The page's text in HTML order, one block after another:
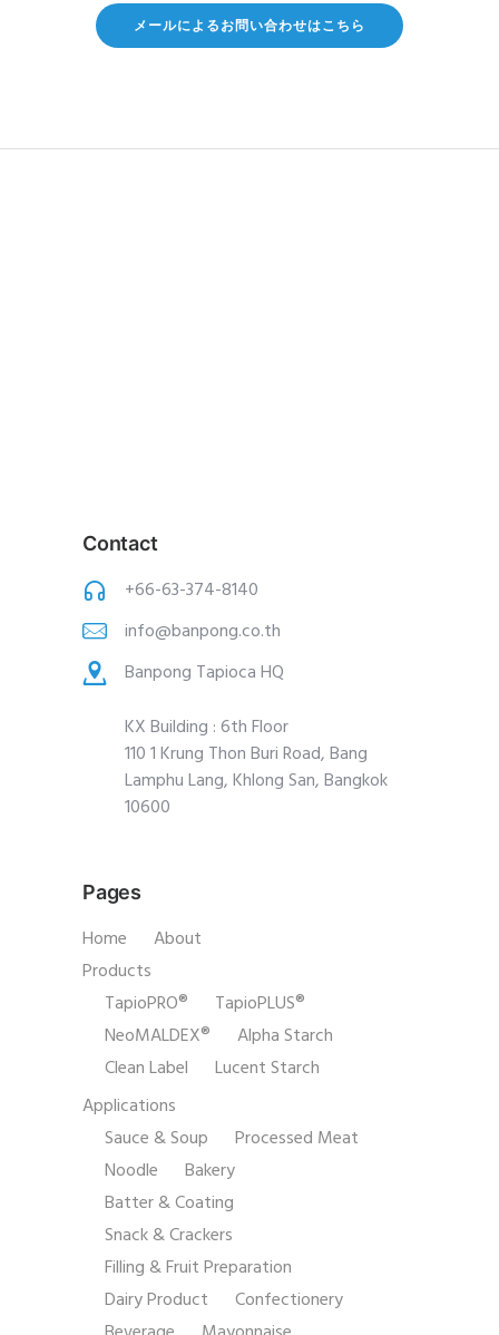
メールによるお問い合わせはこちら
Contact
+66-63-374-8140
info@banpong.co.th
Banpong Tapioca HQ
KX Building : 6th Floor
110 1 Krung Thon Buri Road, Bang
Lamphu Lang, Khlong San, Bangkok
10600
Pages
Home
About
Products
TapioPRO®
TapioPLUS®
NeoMALDEX®
Alpha Starch
Clean Label
Lucent Starch
Applications
Sauce & Soup
Processed Meat
Noodle
Bakery
Batter & Coating
Snack & Crackers
Filling & Fruit Preparation
Dairy Product
Confectionery